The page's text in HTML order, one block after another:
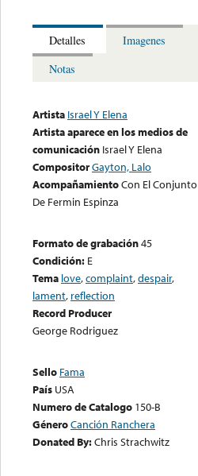
Detalles
Imagenes
Notas
Artista Israel Y Elena
Artista aparece en los medios de
comunicación Israel Y Elena
CompositorGayton, Lalo
AcompañamientoCon El Conjunto
De Fermin Espinza
Formato de grabación45
Condición: E
Tema love,complaint,despair,
lament, reflection
Record Producer
George Rodriguez
Sello Fama
País USA
Numero de Catalogo 150-B
GéneroCanción Ranchera
Donated By:Chris Strachwitz